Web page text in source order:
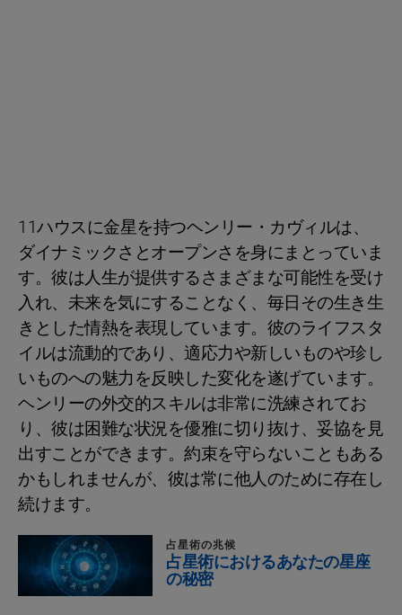
11ハウスに金星を持つヘンリー・カヴィルは、
ダイナミックさとオープンさを身にまとっていま
す。彼は人生が提供するさまざまな可能性を受け
入れ、未来を気にすることなく、毎日その生き生
きとした情熱を表現しています。彼のライフスタ
イルは流動的であり、適応力や新しいものや珍し
いものへの魅力を反映した変化を遂げています。
ヘンリーの外交的スキルは非常に洗練されてお
り、彼は困難な状況を優雅に切り抜け、妥協を見
出すことができます。約束を守らないこともある
かもしれませんが、彼は常に他人のために存在し
続けます。
占星術の兆候
占星術におけるあなたの星座
の秘密